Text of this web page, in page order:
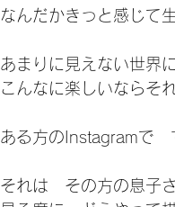
なんだかきっと感じて
あまりに見えない世界
こんなに楽しいならそ
ある方のInstagramで　
それは　その方の息子